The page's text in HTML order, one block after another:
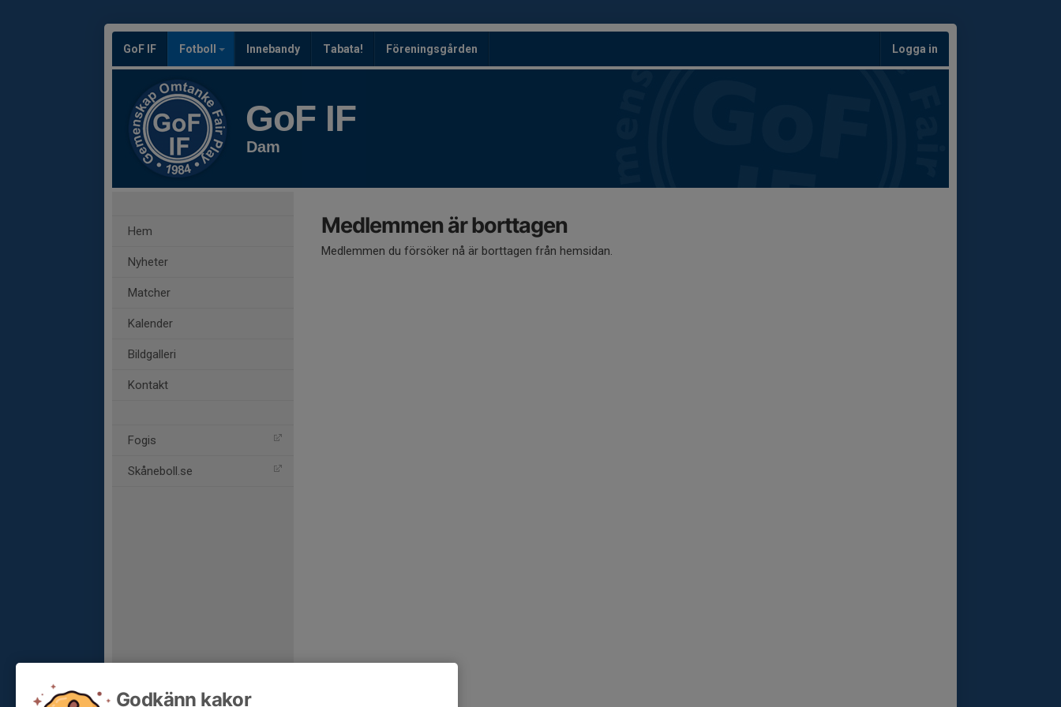
GoF IF Fotboll Innebandy Tabata! Föreningsgården Logga in
GoF IF
Dam
Hem
Nyheter
Matcher
Kalender
Bildgalleri
Kontakt
Fogis
Skåneboll.se
Medlemmen är borttagen
Medlemmen du försöker nå är borttagen från hemsidan.
Godkänn kakor